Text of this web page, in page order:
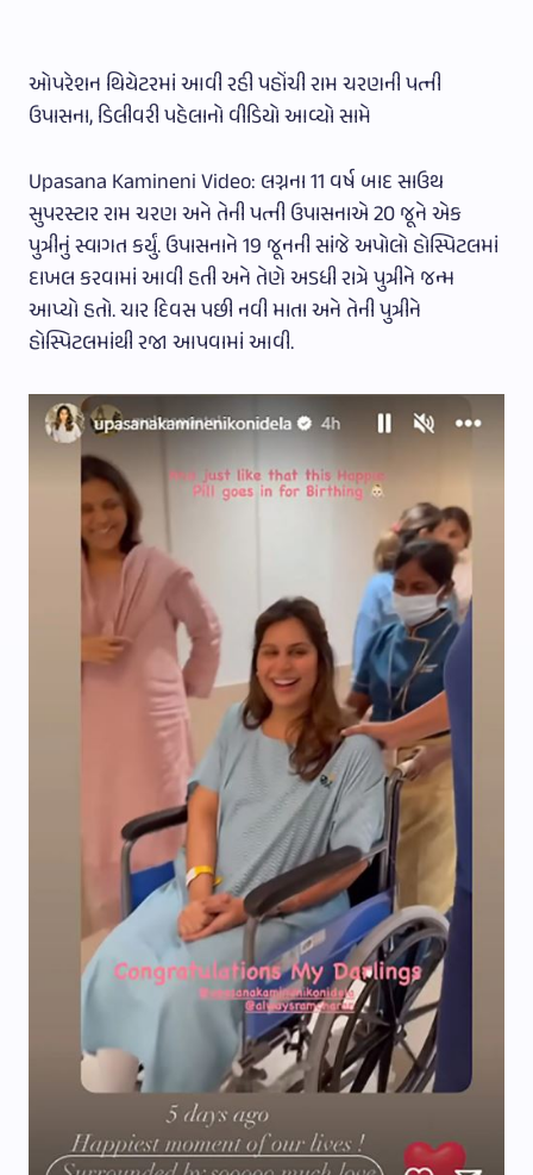
ઓપરેશન થિયેટરમાં આવી રહી પહોંચી રામ ચરણની પત્ની
ઉપાસના, ડિલીવરી પહેલાનો વીડિયો આવ્યો સામે
Upasana Kamineni Video: લગ્નના 11 વર્ષ બાદ સાઉથ
સુપરસ્ટાર રામ ચરણ અને તેની પત્ની ઉપાસનાએ 20 જૂને એક
પુત્રીનું સ્વાગત કર્યું. ઉપાસનાને 19 જૂનની સાંજે અપોલો હોસ્પિટલમાં
દાખલ કરવામાં આવી હતી અને તેણે અડધી રાત્રે પુત્રીને જન્મ
આપ્યો હતો. ચાર દિવસ પછી નવી માતા અને તેની પુત્રીને
હોસ્પિટલમાંથી રજા આપવામાં આવી.